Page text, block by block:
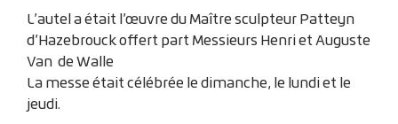
L’autel a était l’œuvre du Maître sculpteur Patteyn
d’Hazebrouck offert part Messieurs Henri et Auguste
Van de Walle
La messe était célébrée le dimanche, le lundi et le
jeudi.